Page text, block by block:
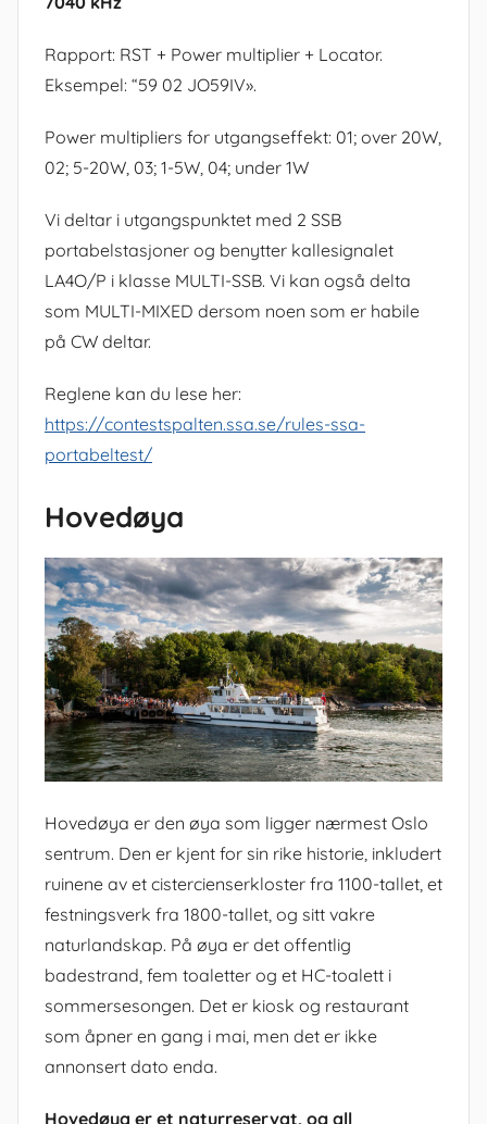
Rapport: RST + Power multiplier + Locator.
Eksempel: “59 02 JO59IV».
Power multipliers for utgangseffekt: 01; over 20W,
02; 5-20W, 03; 1-5W, 04; under 1W
Vi deltar i utgangspunktet med 2 SSB
portabelstasjoner og benytter kallesignalet
LA4O/P i klasse MULTI-SSB. Vi kan også delta
som MULTI-MIXED dersom noen som er habile
på CW deltar.
Reglene kan du lese her:
https://contestspalten.ssa.se/rules-ssa-
portabeltest/
Hovedøya
Hovedøya er den øya som ligger nærmest Oslo
sentrum. Den er kjent for sin rike historie, inkludert
ruinene av et cistercienserkloster fra 1100-tallet, et
festningsverk fra 1800-tallet, og sitt vakre
naturlandskap. På øya er det offentlig
badestrand, fem toaletter og et HC-toalett i
sommersesongen. Det er kiosk og restaurant
som åpner en gang i mai, men det er ikke
annonsert dato enda.
Hovedøya er et naturreservat, og all